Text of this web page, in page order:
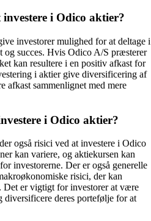
i Odico aktier?
investorer mulighed for at deltage i
og succes. Hvis Odico A/S præsterer
kan resultere i en positiv afkast for
i aktier give diversificering af
afkast sammenlignet med mere
i Odico aktier?
også risici ved at investere i Odico
kan variere, og aktiekursen kan
investorerne. Der er også generelle
risici, der kan
er vigtigt for investorer at være
deres portefølje for at